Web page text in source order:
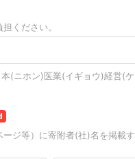
ください。
(ニホン)医業(イギョウ)経営(
ジ等）に寄附者(社)名を掲載